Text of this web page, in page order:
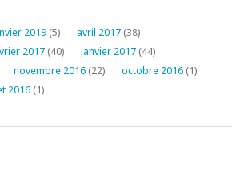
2019 (5) avril 2017 (38)
2017 (40) janvier 2017 (44)
novembre 2016 (22) octobre 2016 (1)
2016 (1)